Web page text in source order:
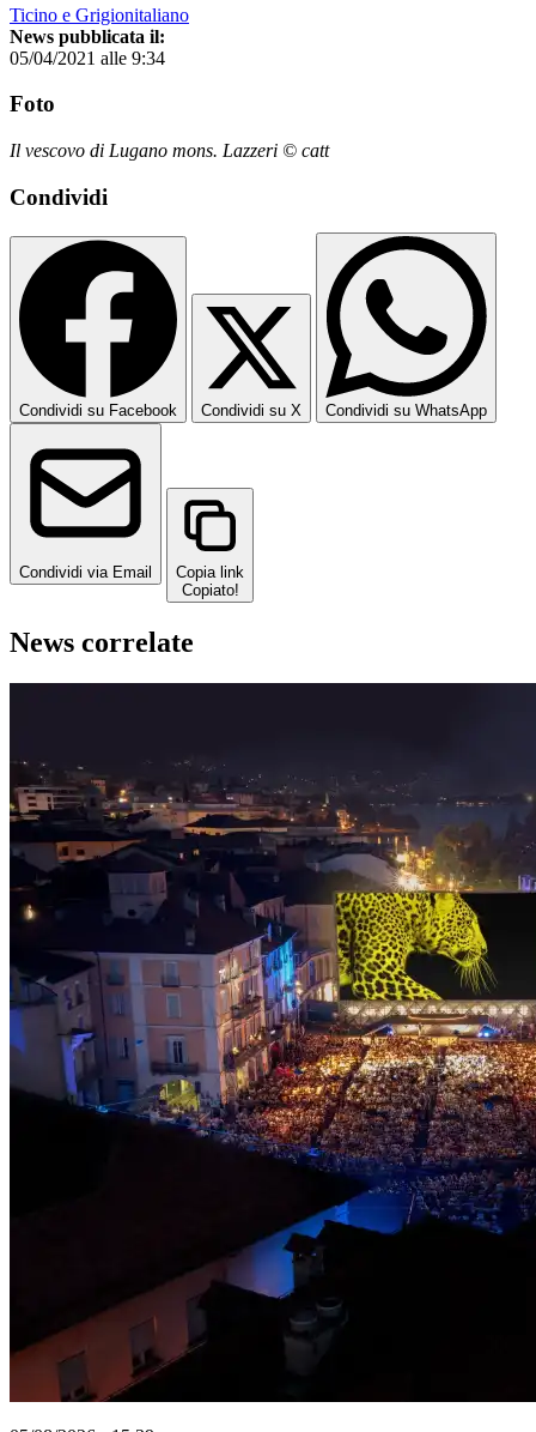
Ticino e Grigionitaliano
News pubblicata il:
05/04/2021 alle 9:34
Foto
Il vescovo di Lugano mons. Lazzeri © catt
Condividi
Condividi su Facebook Condividi su X Condividi su WhatsApp
Condividi via Email
Copia link
Copiato!
News correlate